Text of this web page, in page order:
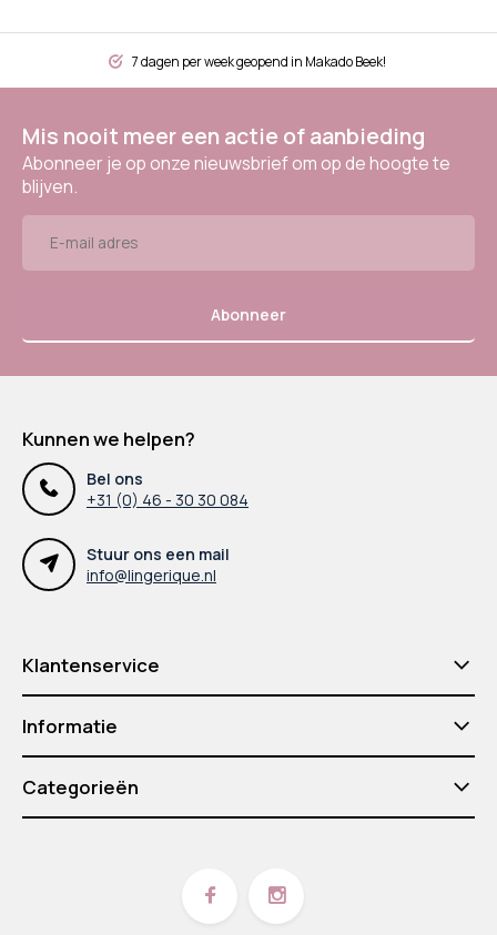
7 dagen per week geopend in Makado Beek!
Mis nooit meer een actie of aanbieding
Abonneer je op onze nieuwsbrief om op de hoogte te
blijven.
Abonneer
Kunnen we helpen?
Bel ons
+31 (0) 46 - 30 30 084
Stuur ons een mail
info@lingerique.nl
Klantenservice
Informatie
Categorieën